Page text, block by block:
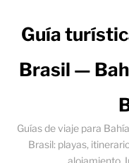
Guía
Brasil —
Guías de viaje para
Brasil: playas,
alojamiento.